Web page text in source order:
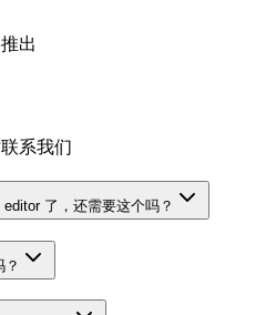
出
系我们
了，还需要这个吗？